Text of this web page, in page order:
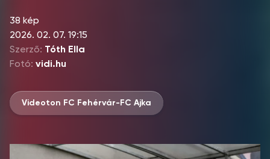
38 kép
2026. 02. 07. 19:15
Szerző: Tóth Ella
Fotó: vidi.hu
Videoton FC Fehérvár-FC Ajka